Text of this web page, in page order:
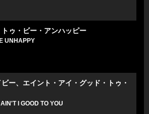
ゥ・ビー・アンハッピー
UNHAPPY
ー、エイント・アイ・グッド・トゥ・
I GOOD TO YOU